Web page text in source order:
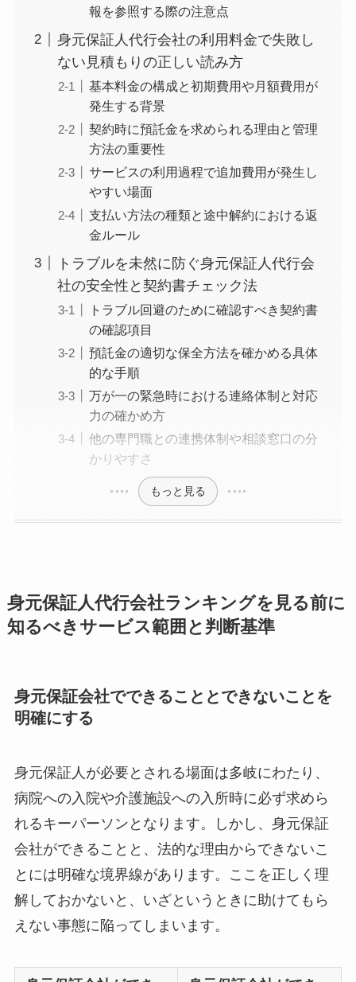
報を参照する際の注意点
身元保証人代行会社の利用料金で失敗し
ない見積もりの正しい読み方
基本料金の構成と初期費用や月額費用が
発生する背景
契約時に預託金を求められる理由と管理
方法の重要性
サービスの利用過程で追加費用が発生し
やすい場面
支払い方法の種類と途中解約における返
金ルール
トラブルを未然に防ぐ身元保証人代行会
社の安全性と契約書チェック法
トラブル回避のために確認すべき契約書
の確認項目
預託金の適切な保全方法を確かめる具体
的な手順
万が一の緊急時における連絡体制と対応
力の確かめ方
他の専門職との連携体制や相談窓口の分
かりやすさ
もっと見る
身元保証人代行会社ランキングを見る前に
知るべきサービス範囲と判断基準
身元保証会社でできることとできないことを
明確にする
身元保証人が必要とされる場面は多岐にわたり、
病院への入院や介護施設への入所時に必ず求めら
れるキーパーソンとなります。しかし、身元保証
会社ができることと、法的な理由からできないこ
とには明確な境界線があります。ここを正しく理
解しておかないと、いざというときに助けてもら
えない事態に陥ってしまいます。